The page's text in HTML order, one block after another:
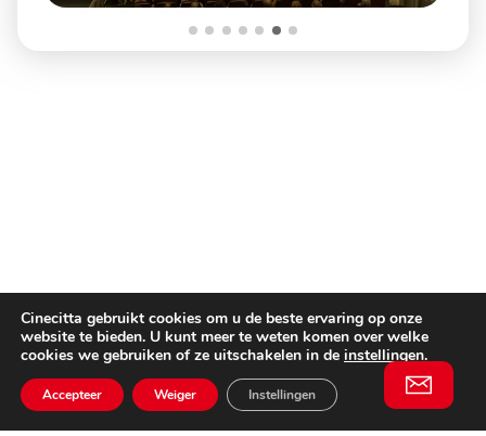
Cinecitta gebruikt cookies om u de beste ervaring op onze
website te bieden. U kunt meer te weten komen over welke
cookies we gebruiken of ze uitschakelen in de instellingen.
Accepteer Weiger Instellingen